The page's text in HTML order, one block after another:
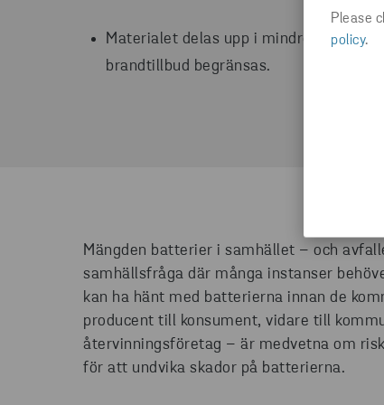
Please
policy.
Materialet delas upp i mindre volymer,
brandtillbud begränsas.
Mängden batterier i samhället – och
samhällsfråga där många instanser
kan ha hänt med batterierna innan de
producent till konsument, vidare till
återvinningsföretag – är medvetna om
för att undvika skador på batterierna.